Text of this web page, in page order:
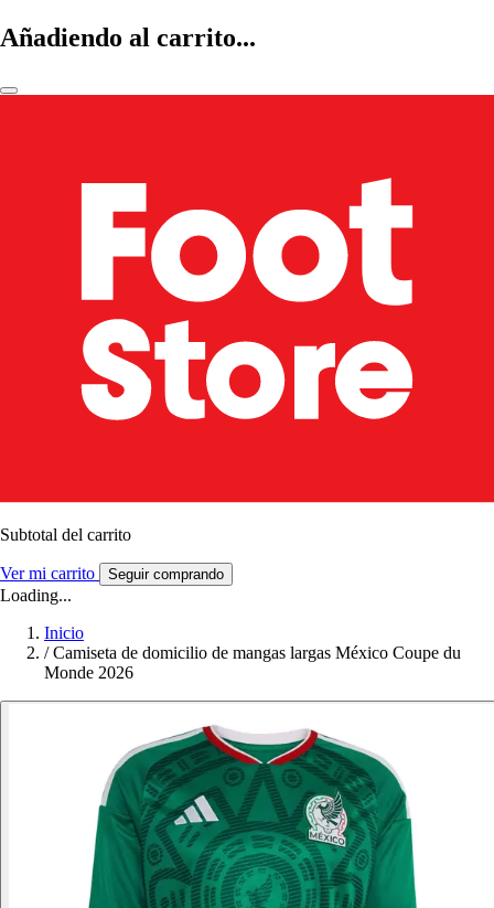
Añadiendo al carrito...
Subtotal del carrito
Ver mi carrito Seguir comprando
Loading...
Inicio
/ Camiseta de domicilio de mangas largas México Coupe du
Monde 2026